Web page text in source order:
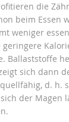
die
beim Essen
weniger
Ballaststoffe
sich dann
d. h.
der Magen